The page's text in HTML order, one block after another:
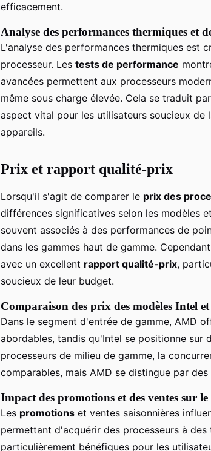
efficacement.
Analyse des performances thermiques et
L'analyse des performances thermiques est
processeur. Les tests de performance
avancées permettent aux processeurs
même sous charge élevée. Cela se traduit
aspect vital pour les utilisateurs soucieux
appareils.
Prix et rapport qualité-prix
Lorsqu'il s'agit de comparer le prix des
différences significatives selon les modèles
souvent associés à des performances de
dans les gammes haut de gamme.
avec un excellent rapport qualité-prix,
soucieux de leur budget.
Comparaison des prix des modèles Intel
Dans le segment d'entrée de gamme, AMD
abordables, tandis qu'Intel se positionne sur
processeurs de milieu de gamme, la
comparables, mais AMD se distingue par
Impact des promotions et des ventes sur
Les promotions et ventes saisonnières
permettant d'acquérir des processeurs à
particulièrement bénéfiques pour les